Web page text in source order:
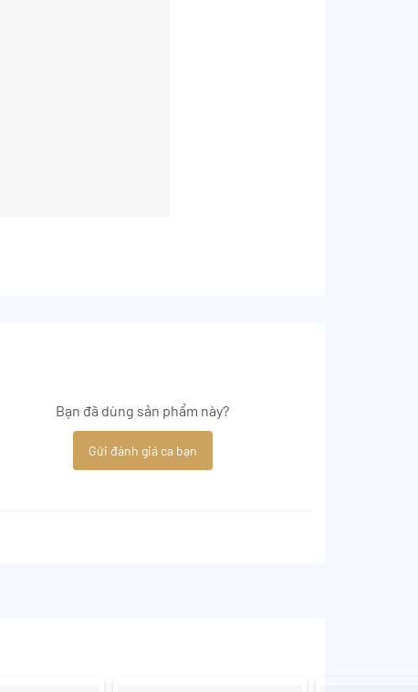
Bạn đã dùng sản phẩm này?
Gửi đánh giá ca bạn